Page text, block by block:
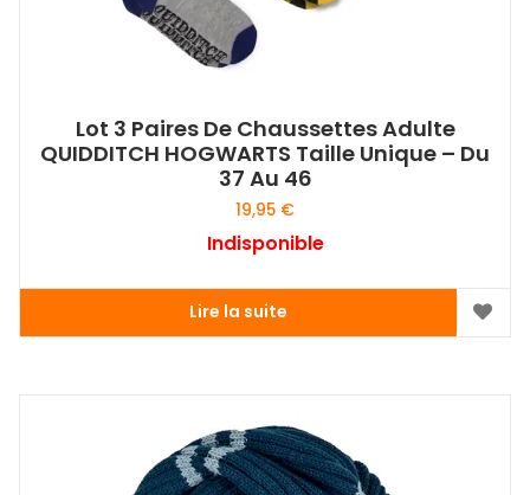
Lot 3 Paires De Chaussettes Adulte
QUIDDITCH HOGWARTS Taille Unique – Du
37 Au 46
19,95 €
Indisponible
Lire la suite